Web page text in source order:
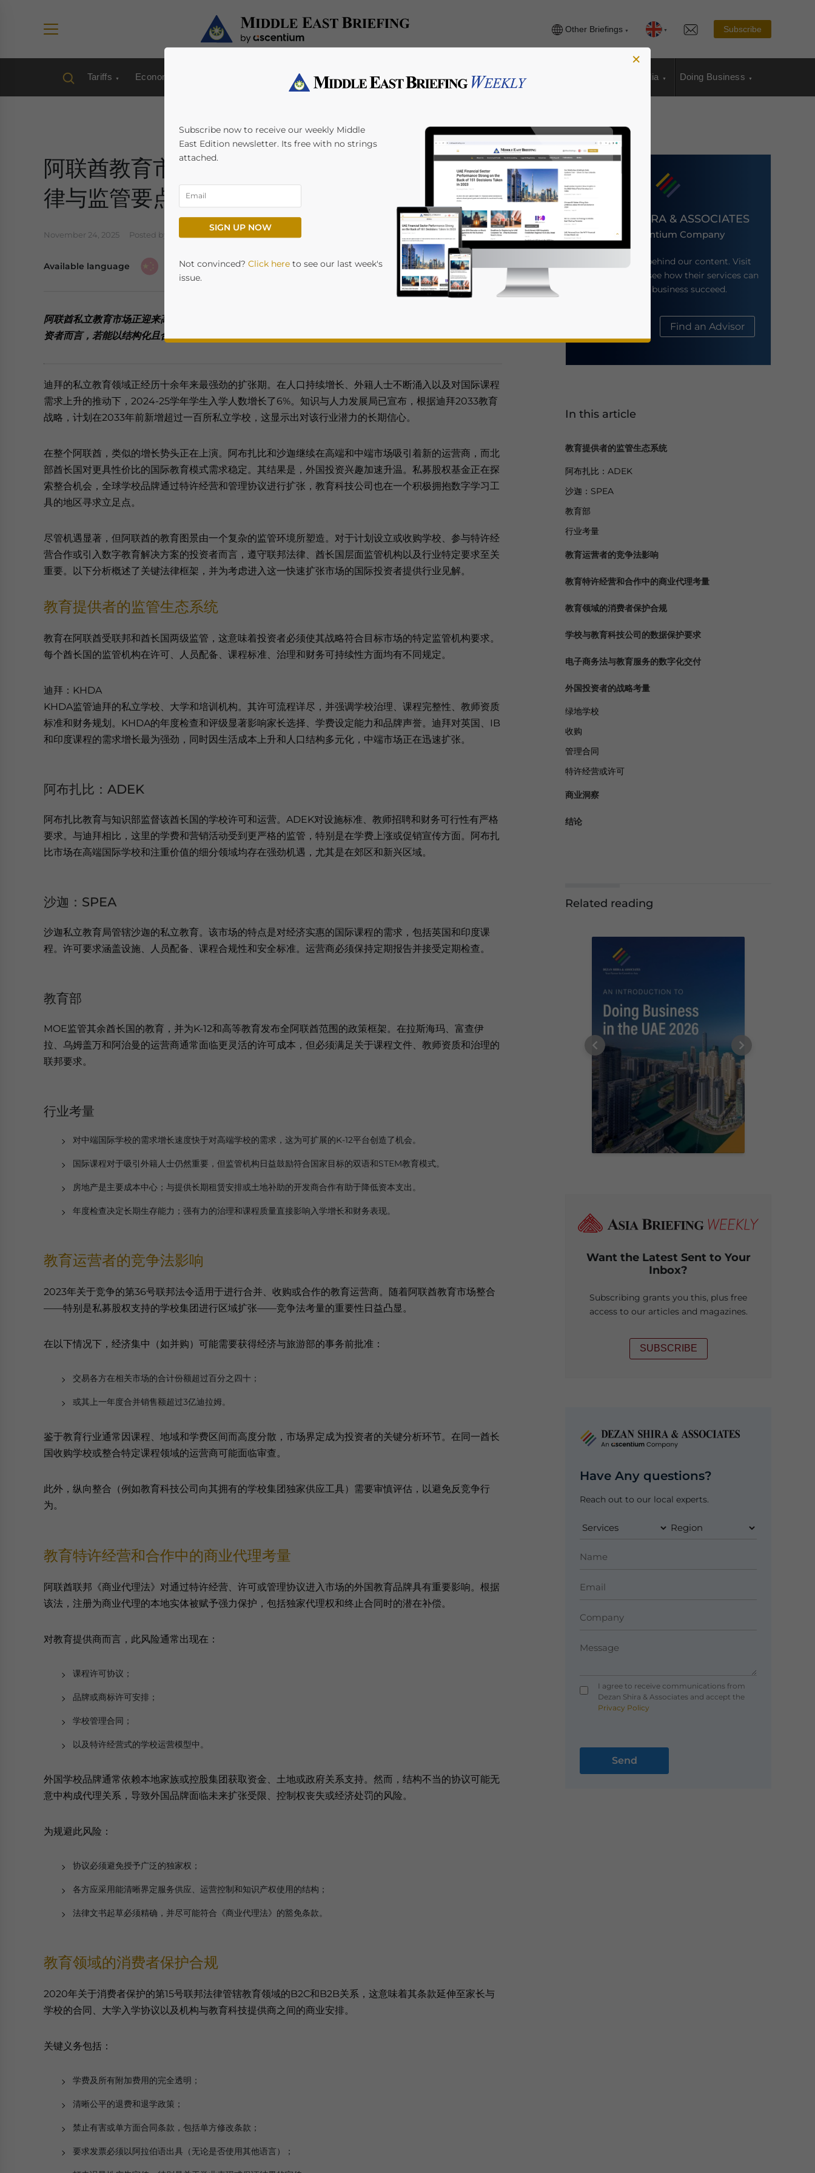
Other Briefings Subscribe
Tariffs Economy Tax/Accounting Regulatory HR/Payroll Events Media Doing Business
阿联酋教育市场投资指南：外资进入需关注的法
律与监管要点
November 24, 2025 Posted by Chinese Desk Giulia Interesse
Available language
阿联酋私立教育市场正迎来高速增长，国际课程需求旺盛与政府强力支持共同推动了这一趋势。对于外国投
资者而言，若能以结构化且合规的市场进入策略应对复杂的监管、法律和运营环境，将有望把握重要机遇。
迪拜的私立教育领域正经历十余年来最强劲的扩张期。在人口持续增长、外籍人士不断涌入以及对国际课程
需求上升的推动下，2024-25学年学生入学人数增长了6%。知识与人力发展局已宣布，根据迪拜2033教育
战略，计划在2033年前新增超过一百所私立学校，这显示出对该行业潜力的长期信心。
在整个阿联酋，类似的增长势头正在上演。阿布扎比和沙迦继续在高端和中端市场吸引着新的运营商，而北
部酋长国对更具性价比的国际教育模式需求稳定。其结果是，外国投资兴趣加速升温。私募股权基金正在探
索整合机会，全球学校品牌通过特许经营和管理协议进行扩张，教育科技公司也在一个积极拥抱数字学习工
具的地区寻求立足点。
尽管机遇显著，但阿联酋的教育图景由一个复杂的监管环境所塑造。对于计划设立或收购学校、参与特许经
营合作或引入数字教育解决方案的投资者而言，遵守联邦法律、酋长国层面监管机构以及行业特定要求至关
重要。以下分析概述了关键法律框架，并为考虑进入这一快速扩张市场的国际投资者提供行业见解。
教育提供者的监管生态系统
教育在阿联酋受联邦和酋长国两级监管，这意味着投资者必须使其战略符合目标市场的特定监管机构要求。
每个酋长国的监管机构在许可、人员配备、课程标准、治理和财务可持续性方面均有不同规定。
迪拜：KHDA
KHDA监管迪拜的私立学校、大学和培训机构。其许可流程详尽，并强调学校治理、课程完整性、教师资质
标准和财务规划。KHDA的年度检查和评级显著影响家长选择、学费设定能力和品牌声誉。迪拜对英国、IB
和印度课程的需求增长最为强劲，同时因生活成本上升和人口结构多元化，中端市场正在迅速扩张。
阿布扎比：ADEK
阿布扎比教育与知识部监督该酋长国的学校许可和运营。ADEK对设施标准、教师招聘和财务可行性有严格
要求。与迪拜相比，这里的学费和营销活动受到更严格的监管，特别是在学费上涨或促销宣传方面。阿布扎
比市场在高端国际学校和注重价值的细分领域均存在强劲机遇，尤其是在郊区和新兴区域。
沙迦：SPEA
沙迦私立教育局管辖沙迦的私立教育。该市场的特点是对经济实惠的国际课程的需求，包括英国和印度课
程。许可要求涵盖设施、人员配备、课程合规性和安全标准。运营商必须保持定期报告并接受定期检查。
教育部
MOE监管其余酋长国的教育，并为K-12和高等教育发布全阿联酋范围的政策框架。在拉斯海玛、富查伊
拉、乌姆盖万和阿治曼的运营商通常面临更灵活的许可成本，但必须满足关于课程文件、教师资质和治理的
联邦要求。
行业考量
对中端国际学校的需求增长速度快于对高端学校的需求，这为可扩展的K-12平台创造了机会。
国际课程对于吸引外籍人士仍然重要，但监管机构日益鼓励符合国家目标的双语和STEM教育模式。
房地产是主要成本中心；与提供长期租赁安排或土地补助的开发商合作有助于降低资本支出。
年度检查决定长期生存能力；强有力的治理和课程质量直接影响入学增长和财务表现。
教育运营者的竞争法影响
2023年关于竞争的第36号联邦法令适用于进行合并、收购或合作的教育运营商。随着阿联酋教育市场整合
——特别是私募股权支持的学校集团进行区域扩张——竞争法考量的重要性日益凸显。
在以下情况下，经济集中（如并购）可能需要获得经济与旅游部的事务前批准：
交易各方在相关市场的合计份额超过百分之四十；
或其上一年度合并销售额超过3亿迪拉姆。
鉴于教育行业通常因课程、地域和学费区间而高度分散，市场界定成为投资者的关键分析环节。在同一酋长
国收购学校或整合特定课程领域的运营商可能面临审查。
此外，纵向整合（例如教育科技公司向其拥有的学校集团独家供应工具）需要审慎评估，以避免反竞争行
为。
教育特许经营和合作中的商业代理考量
阿联酋联邦《商业代理法》对通过特许经营、许可或管理协议进入市场的外国教育品牌具有重要影响。根据
该法，注册为商业代理的本地实体被赋予强力保护，包括独家代理权和终止合同时的潜在补偿。
对教育提供商而言，此风险通常出现在：
课程许可协议；
品牌或商标许可安排；
学校管理合同；
以及特许经营式的学校运营模型中。
外国学校品牌通常依赖本地家族或控股集团获取资金、土地或政府关系支持。然而，结构不当的协议可能无
意中构成代理关系，导致外国品牌面临未来扩张受限、控制权丧失或经济处罚的风险。
为规避此风险：
协议必须避免授予广泛的独家权；
各方应采用能清晰界定服务供应、运营控制和知识产权使用的结构；
法律文书起草必须精确，并尽可能符合《商业代理法》的豁免条款。
教育领域的消费者保护合规
2020年关于消费者保护的第15号联邦法律管辖教育领域的B2C和B2B关系，这意味着其条款延伸至家长与
学校的合同、大学入学协议以及机构与教育科技提供商之间的商业安排。
关键义务包括：
学费及所有附加费用的完全透明；
清晰公平的退费和退学政策；
禁止有害或单方面合同条款，包括单方修改条款；
要求发票必须以阿拉伯语出具（无论是否使用其他语言）；
DEZAN SHIRA & ASSOCIATES
An Ascentium Company
Meet the firm behind our content. Visit
their website to see how their services can
help your business succeed.
Find an Advisor
In this article
教育提供者的监管生态系统
阿布扎比：ADEK
沙迦：SPEA
教育部
行业考量
教育运营者的竞争法影响
教育特许经营和合作中的商业代理考量
教育领域的消费者保护合规
学校与教育科技公司的数据保护要求
电子商务法与教育服务的数字化交付
外国投资者的战略考量
绿地学校
收购
管理合同
特许经营或许可
商业洞察
结论
Related reading
Want the Latest Sent to Your
Inbox?
Subscribing grants you this, plus free
access to our articles and magazines.
SUBSCRIBE
Have Any questions?
Reach out to our local experts.
I agree to receive communications from
Dezan Shira & Associates and accept the
Privacy Policy
×
Subscribe now to receive our weekly Middle
East Edition newsletter. Its free with no strings
attached.
SIGN UP NOW
Not convinced? Click here to see our last week's
issue.
Yes, I have read thePrivacy Policy
- case sensitive